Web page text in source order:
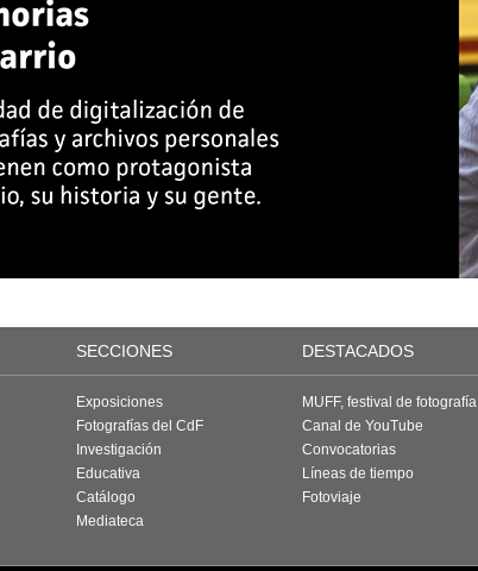
SECCIONES DESTACADOS
Exposiciones
Fotografías del CdF
Investigación
Educativa
Catálogo
Mediateca
MUFF, festival de fotografía
Canal de YouTube
Convocatorias
Líneas de tiempo
Fotoviaje